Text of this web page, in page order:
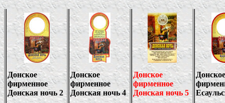
Донское
фирменное
Донская ночь 2
Донское
фирменное
Донская ночь 4
Донское
фирменное
Донская ночь 5
Донское